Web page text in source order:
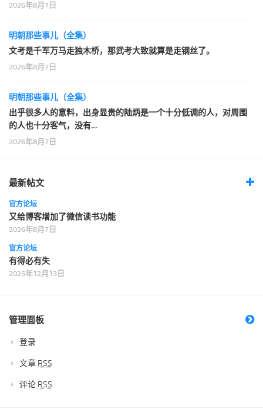
2026年8月7日
明朝那些事儿（全集）
文考是千军万马走独木桥，那武考大致就算是走钢丝了。
2026年8月7日
明朝那些事儿（全集）
出乎很多人的意料，出身显贵的陆炳是一个十分低调的人，对周围
的人也十分客气，没有…
2026年8月7日
最新帖文
官方论坛
又给博客增加了微信读书功能
2026年8月7日
官方论坛
有得必有失
2025年12月13日
管理面板
登录
文章 RSS
评论 RSS